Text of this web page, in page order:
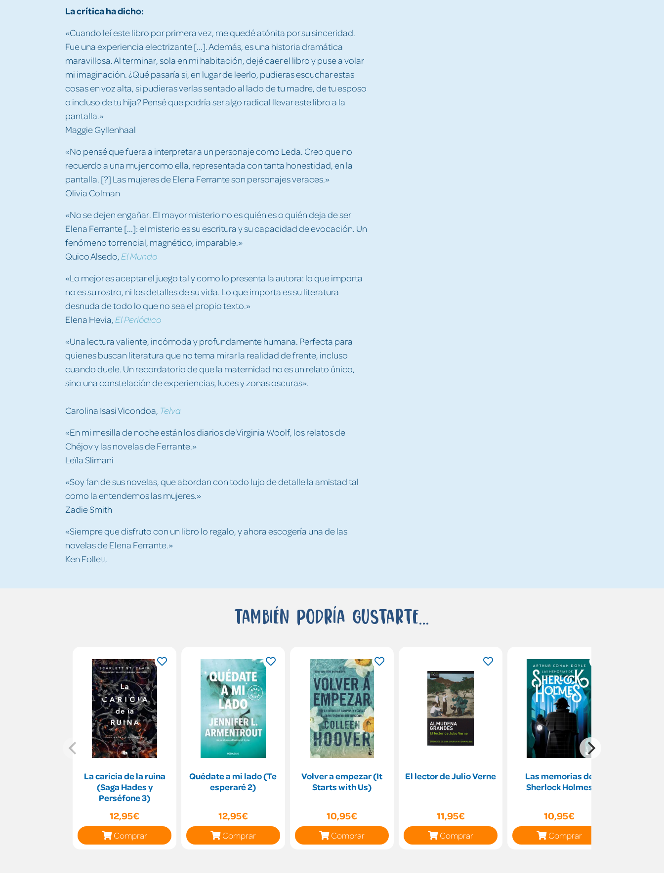
La crítica ha dicho:
«Cuando leí este libro por primera vez, me quedé atónita por su sinceridad.
Fue una experiencia electrizante [...]. Además, es una historia dramática
maravillosa. Al terminar, sola en mi habitación, dejé caer el libro y puse a volar
mi imaginación. ¿Qué pasaría si, en lugar de leerlo, pudieras escuchar estas
cosas en voz alta, si pudieras verlas sentado al lado de tu madre, de tu esposo
o incluso de tu hija? Pensé que podría ser algo radical llevar este libro a la
pantalla.»
Maggie Gyllenhaal
«No pensé que fuera a interpretar a un personaje como Leda. Creo que no
recuerdo a una mujer como ella, representada con tanta honestidad, en la
pantalla. [?] Las mujeres de Elena Ferrante son personajes veraces.»
Olivia Colman
«No se dejen engañar. El mayor misterio no es quién es o quién deja de ser
Elena Ferrante [...]: el misterio es su escritura y su capacidad de evocación. Un
fenómeno torrencial, magnético, imparable.»
Quico Alsedo, El Mundo
«Lo mejor es aceptar el juego tal y como lo presenta la autora: lo que importa
no es su rostro, ni los detalles de su vida. Lo que importa es su literatura
desnuda de todo lo que no sea el propio texto.»
Elena Hevia, El Periódico
«Una lectura valiente, incómoda y profundamente humana. Perfecta para
quienes buscan literatura que no tema mirar la realidad de frente, incluso
cuando duele. Un recordatorio de que la maternidad no es un relato único,
sino una constelación de experiencias, luces y zonas oscuras».
Carolina Isasi Vicondoa, Telva
«En mi mesilla de noche están los diarios de Virginia Woolf, los relatos de
Chéjov y las novelas de Ferrante.»
Leïla Slimani
«Soy fan de sus novelas, que abordan con todo lujo de detalle la amistad tal
como la entendemos las mujeres.»
Zadie Smith
«Siempre que disfruto con un libro lo regalo, y ahora escogería una de las
novelas de Elena Ferrante.»
Ken Follett
También podría gustarte...
La caricia de la ruina
(Saga Hades y
Perséfone 3)
12,95€
Comprar
Quédate a mi lado (Te
esperaré 2)
12,95€
Comprar
Volver a empezar (It
Starts with Us)
10,95€
Comprar
El lector de Julio Verne
11,95€
Comprar
Las memorias de
Sherlock Holmes
10,95€
Comprar